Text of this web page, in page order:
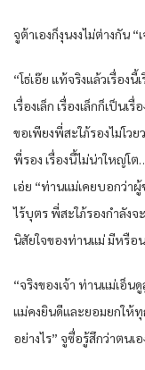
จูต้าเองก็งุนงงไม่ต่างกัน
“โธ่เอ๊ย แท้จริงแล้วเรื่อง
เรื่องเล็ก เรื่องเล็กก็เป็น
ขอเพียงพี่สะใภ้รองไม่โวย
พี่รอง เรื่องนี้ไม่น่าใหญ่โต
เอ่ย “ท่านแม่เคยบอกว่า
ไร้บุตร พี่สะใภ้รองกำลัง
นิสัยใจของท่านแม่ มีหรือ
“จริงของเจ้า ท่านแม่เอ็น
แม่คงยินดีและยอมยกให้
อย่างไร” จูซื่อรู้สึกว่าตนเ